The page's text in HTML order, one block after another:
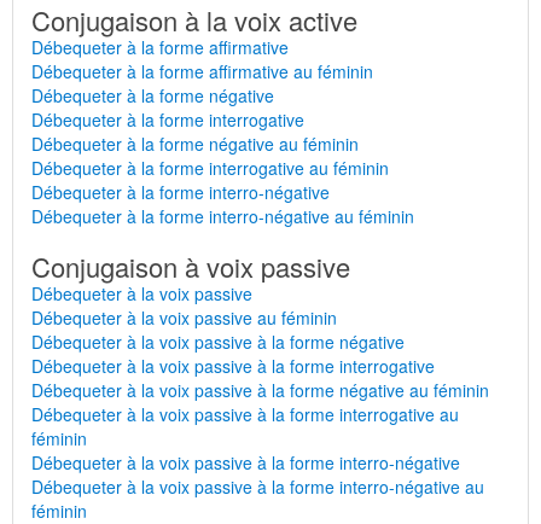
Conjugaison à la voix active
Débequeter à la forme affirmative
Débequeter à la forme affirmative au féminin
Débequeter à la forme négative
Débequeter à la forme interrogative
Débequeter à la forme négative au féminin
Débequeter à la forme interrogative au féminin
Débequeter à la forme interro-négative
Débequeter à la forme interro-négative au féminin
Conjugaison à voix passive
Débequeter à la voix passive
Débequeter à la voix passive au féminin
Débequeter à la voix passive à la forme négative
Débequeter à la voix passive à la forme interrogative
Débequeter à la voix passive à la forme négative au féminin
Débequeter à la voix passive à la forme interrogative au
féminin
Débequeter à la voix passive à la forme interro-négative
Débequeter à la voix passive à la forme interro-négative au
féminin